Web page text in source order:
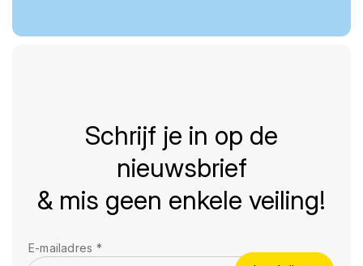
Schrijf je in op de
nieuwsbrief
& mis geen enkele veiling!
E-mailadres *